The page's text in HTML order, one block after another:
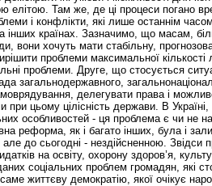
елітою. Там же, де ці процеси погано
і конфлікти, які лише останнім
та інших країнах. Зазначимо, що масам,
вони хочуть мати стабільну,
проблеми максимальної
проблеми. Друге, що стосується
загальнодержавного,
делегувати права і
цьому цілісність держави. В Україні,
особливостей - ця проблема є чи не
реформа, як і багато інших, була і
до сьогодні - нездійсненною. Звідси
на освіту, охорону здоров’я,
соціальних проблем громадян, які
життєву демократію, якої очікує